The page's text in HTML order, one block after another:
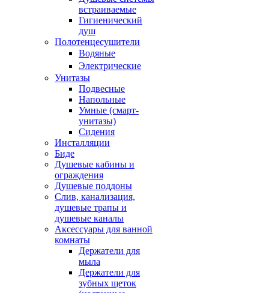
встраиваемые
Гигиенический
душ
Полотенцесушители
ㅤВодяные
ㅤЭлектрические
Унитазы
Подвесные
Напольные
Умные (смарт-
унитазы)
Сидения
Инсталляции
Биде
Душевые кабины и
ограждения
Душевые поддоны
Слив, канализация,
душевые трапы и
душевые каналы
Аксессуары для ванной
комнаты
Держатели для
мыла
Держатели для
зубных щеток